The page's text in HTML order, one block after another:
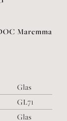
Maremma
Glas
GL71
Glas